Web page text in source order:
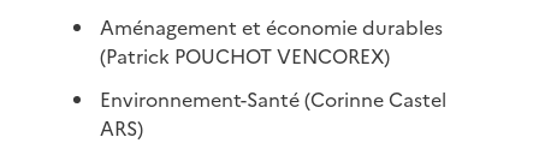
Aménagement et économie durables
(Patrick POUCHOT VENCOREX)
Environnement-Santé (Corinne Castel
ARS)